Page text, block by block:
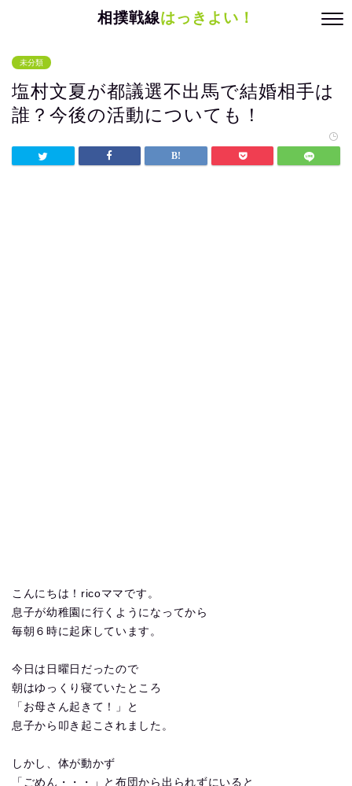
相撲戦線はっきよい！
未分類
塩村文夏が都議選不出馬で結婚相手は
誰？今後の活動についても！
こんにちは！ricoママです。
息子が幼稚園に行くようになってから
毎朝６時に起床しています。
今日は日曜日だったので
朝はゆっくり寝ていたところ
「お母さん起きて！」と
息子から叩き起こされました。
しかし、体が動かず
「ごめん・・・」と布団から出られずにいると